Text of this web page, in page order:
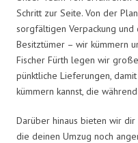
Schritt zur Seite. Von der
sorgfältigen Verpackung
Besitztümer – wir kümmern
Fischer Fürth legen wir
pünktliche Lieferungen,
kümmern kannst, die
Darüber hinaus bieten wir
die deinen Umzug noch